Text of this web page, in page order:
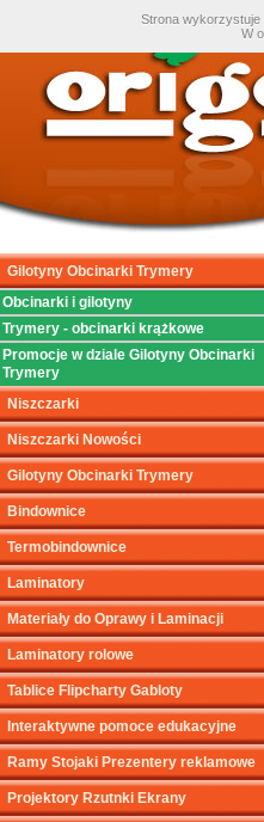
Strona wykorzystuje
W
Gilotyny Obcinarki Trymery
Obcinarki i gilotyny
Trymery - obcinarki krążkowe
Promocje w dziale Gilotyny Obcinarki
Trymery
Niszczarki
Niszczarki Nowości
Gilotyny Obcinarki Trymery
Bindownice
Termobindownice
Laminatory
Materiały do Oprawy i Laminacji
Laminatory rolowe
Tablice Flipcharty Gabloty
Interaktywne pomoce edukacyjne
Ramy Stojaki Prezentery reklamowe
Projektory Rzutnki Ekrany